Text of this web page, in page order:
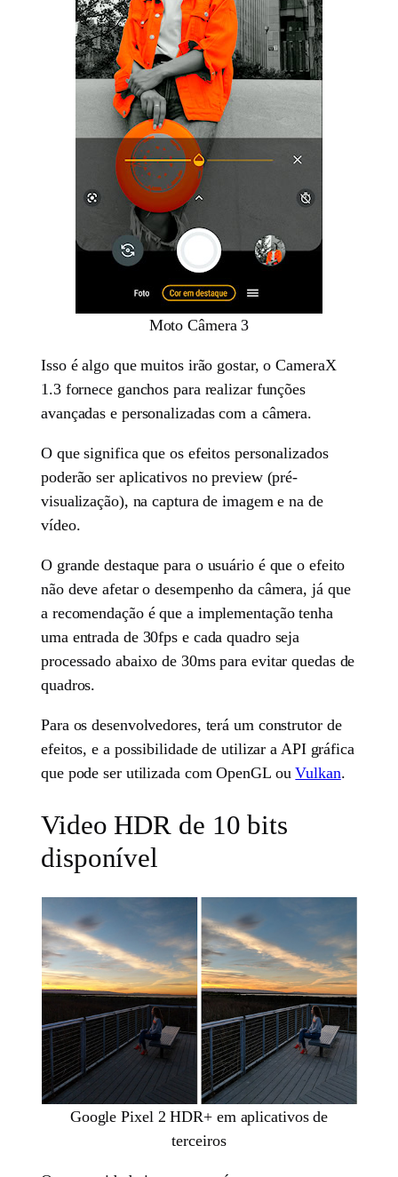
Moto Câmera 3
Isso é algo que muitos irão gostar, o CameraX
1.3 fornece ganchos para realizar funções
avançadas e personalizadas com a câmera.
O que significa que os efeitos personalizados
poderão ser aplicativos no preview (pré-
visualização), na captura de imagem e na de
vídeo.
O grande destaque para o usuário é que o efeito
não deve afetar o desempenho da câmera, já que
a recomendação é que a implementação tenha
uma entrada de 30fps e cada quadro seja
processado abaixo de 30ms para evitar quedas de
quadros.
Para os desenvolvedores, terá um construtor de
efeitos, e a possibilidade de utilizar a API gráfica
que pode ser utilizada com OpenGL ouVulkan.
Video HDR de 10 bits
disponível
Google Pixel 2 HDR+ em aplicativos de
terceiros